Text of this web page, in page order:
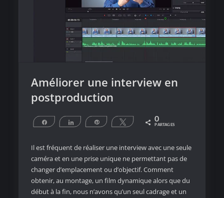
Améliorer une interview en
postproduction
Partagez Partagez Épingle Tweetez 0
PARTAGES
Il est fréquent de réaliser une interview avec une seule
caméra et en une prise unique ne permettant pas de
changer d’emplacement ou d’objectif. Comment
obtenir, au montage, un film dynamique alors que du
début à la fin, nous n’avons qu’un seul cadrage et un